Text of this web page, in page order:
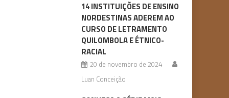
14 INSTITUIÇÕES DE ENSINO
NORDESTINAS ADEREM AO
CURSO DE LETRAMENTO
QUILOMBOLA E ÉTNICO-
RACIAL
20 de novembro de 2024
Luan Conceição